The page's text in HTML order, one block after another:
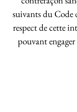
suivants du Code
respect de cette
pouvant